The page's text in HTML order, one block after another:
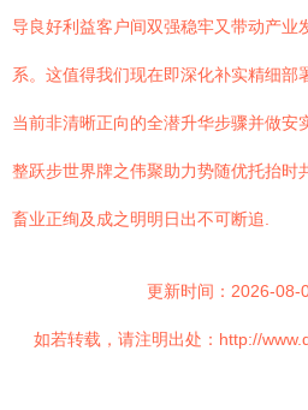
导良好利益客户间双强稳牢又带动产业
系。这值得我们现在即深化补实精细部
当前非清晰正向的全潜升华步骤并做安
整跃步世界牌之伟聚助力势随优托抬时
畜业正绚及成之明明日出不可断追.
更新时间：2026-08-
如若转载，请注明出处：http://